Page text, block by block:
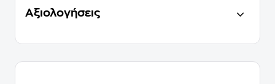
Αξιολογήσεις